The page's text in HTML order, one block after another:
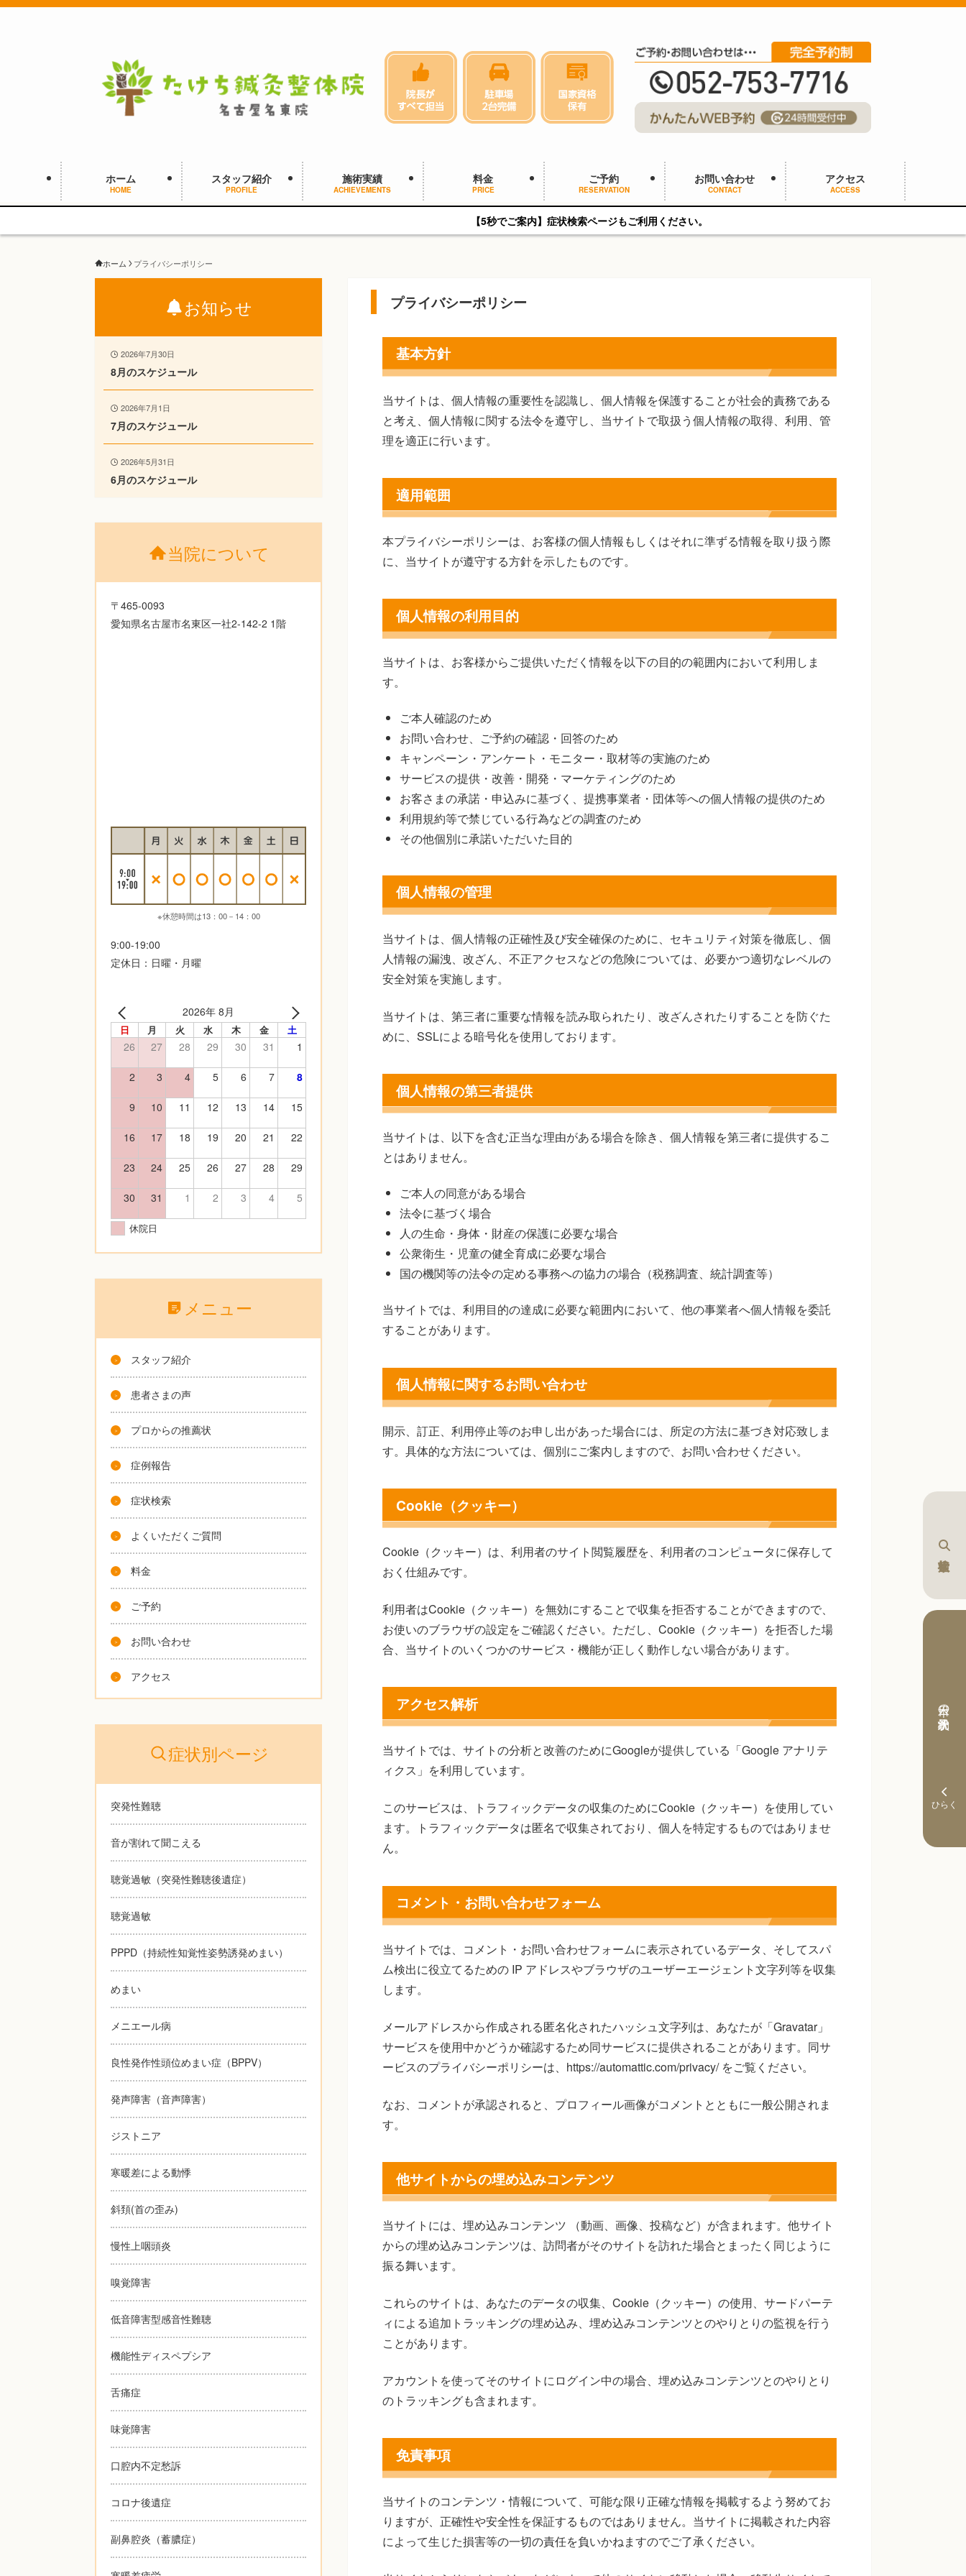
ホーム
HOME
スタッフ紹介
PROFILE
施術実績
ACHIEVEMENTS
料金
PRICE
ご予約
RESERVATION
お問い合わせ
CONTACT
アクセス
ACCESS
【5秒でご案内】症状検索ページもご利用ください。
ホーム プライバシーポリシー
プライバシーポリシー
本日の予約状況
基本方針
当サイトは、個人情報の重要性を認識し、個人情報を保護することが社会的責務である
と考え、個人情報に関する法令を遵守し、当サイトで取扱う個人情報の取得、利用、管
理を適正に行います。
適用範囲
本プライバシーポリシーは、お客様の個人情報もしくはそれに準ずる情報を取り扱う際
に、当サイトが遵守する方針を示したものです。
個人情報の利用目的
当サイトは、お客様からご提供いただく情報を以下の目的の範囲内において利用しま
す。
ご本人確認のため
お問い合わせ、ご予約の確認・回答のため
キャンペーン・アンケート・モニター・取材等の実施のため
サービスの提供・改善・開発・マーケティングのため
お客さまの承諾・申込みに基づく、提携事業者・団体等への個人情報の提供のため
利用規約等で禁じている行為などの調査のため
その他個別に承諾いただいた目的
個人情報の管理
当サイトは、個人情報の正確性及び安全確保のために、セキュリティ対策を徹底し、個
人情報の漏洩、改ざん、不正アクセスなどの危険については、必要かつ適切なレベルの
安全対策を実施します。
当サイトは、第三者に重要な情報を読み取られたり、改ざんされたりすることを防ぐた
めに、SSLによる暗号化を使用しております。
個人情報の第三者提供
当サイトは、以下を含む正当な理由がある場合を除き、個人情報を第三者に提供するこ
とはありません。
ご本人の同意がある場合
法令に基づく場合
人の生命・身体・財産の保護に必要な場合
公衆衛生・児童の健全育成に必要な場合
国の機関等の法令の定める事務への協力の場合（税務調査、統計調査等）
当サイトでは、利用目的の達成に必要な範囲内において、他の事業者へ個人情報を委託
することがあります。
個人情報に関するお問い合わせ
開示、訂正、利用停止等のお申し出があった場合には、所定の方法に基づき対応致しま
す。具体的な方法については、個別にご案内しますので、お問い合わせください。
Cookie（クッキー）
Cookie（クッキー）は、利用者のサイト閲覧履歴を、利用者のコンピュータに保存して
おく仕組みです。
利用者はCookie（クッキー）を無効にすることで収集を拒否することができますので、
お使いのブラウザの設定をご確認ください。ただし、Cookie（クッキー）を拒否した場
合、当サイトのいくつかのサービス・機能が正しく動作しない場合があります。
アクセス解析
当サイトでは、サイトの分析と改善のためにGoogleが提供している「Google アナリテ
ィクス」を利用しています。
このサービスは、トラフィックデータの収集のためにCookie（クッキー）を使用してい
ます。トラフィックデータは匿名で収集されており、個人を特定するものではありませ
ん。
コメント・お問い合わせフォーム
当サイトでは、コメント・お問い合わせフォームに表示されているデータ、そしてスパ
ム検出に役立てるための IP アドレスやブラウザのユーザーエージェント文字列等を収集
します。
メールアドレスから作成される匿名化されたハッシュ文字列は、あなたが「Gravatar」
サービスを使用中かどうか確認するため同サービスに提供されることがあります。同サ
ービスのプライバシーポリシーは、https://automattic.com/privacy/ をご覧ください。
なお、コメントが承認されると、プロフィール画像がコメントとともに一般公開されま
す。
他サイトからの埋め込みコンテンツ
当サイトには、埋め込みコンテンツ （動画、画像、投稿など）が含まれます。他サイト
からの埋め込みコンテンツは、訪問者がそのサイトを訪れた場合とまったく同じように
振る舞います。
これらのサイトは、あなたのデータの収集、Cookie（クッキー）の使用、サードパーテ
ィによる追加トラッキングの埋め込み、埋め込みコンテンツとのやりとりの監視を行う
ことがあります。
アカウントを使ってそのサイトにログイン中の場合、埋め込みコンテンツとのやりとり
のトラッキングも含まれます。
免責事項
当サイトのコンテンツ・情報について、可能な限り正確な情報を掲載するよう努めてお
りますが、正確性や安全性を保証するものではありません。当サイトに掲載された内容
によって生じた損害等の一切の責任を負いかねますのでご了承ください。
お知らせ
2026年7月30日
8月のスケジュール
2026年7月1日
7月のスケジュール
2026年5月31日
6月のスケジュール
当院について
〒465-0093
愛知県名古屋市名東区一社2-142-2 1階
※休憩時間は13：00－14：00
9:00-19:00
定休日：日曜・月曜
2026年 8月
日 月 火 水 木 金 土
26 27 28 29 30 31 1
2 3 4 5 6 7 8
9 10 11 12 13 14 15
16 17 18 19 20 21 22
23 24 25 26 27 28 29
30 31 1 2 3 4 5
休院日
メニュー
スタッフ紹介
患者さまの声
プロからの推薦状
症例報告
症状検索
よくいただくご質問
料金
ご予約
お問い合わせ
アクセス
症状別ページ
突発性難聴
音が割れて聞こえる
聴覚過敏（突発性難聴後遺症）
聴覚過敏
PPPD（持続性知覚性姿勢誘発めまい）
めまい
メニエール病
良性発作性頭位めまい症（BPPV）
発声障害（音声障害）
ジストニア
寒暖差による動悸
斜頚(首の歪み)
慢性上咽頭炎
嗅覚障害
低音障害型感音性難聴
機能性ディスペプシア
舌痛症
味覚障害
口腔内不定愁訴
コロナ後遺症
副鼻腔炎（蓄膿症）